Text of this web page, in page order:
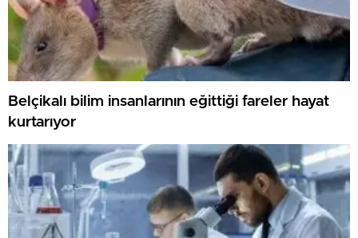
Belçikalı bilim insanlarının eğittiği fareler hayat
kurtarıyor